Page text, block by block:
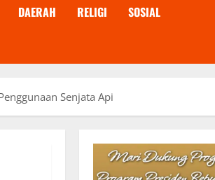
DAERAH RELIGI SOSIAL
Senjata Api